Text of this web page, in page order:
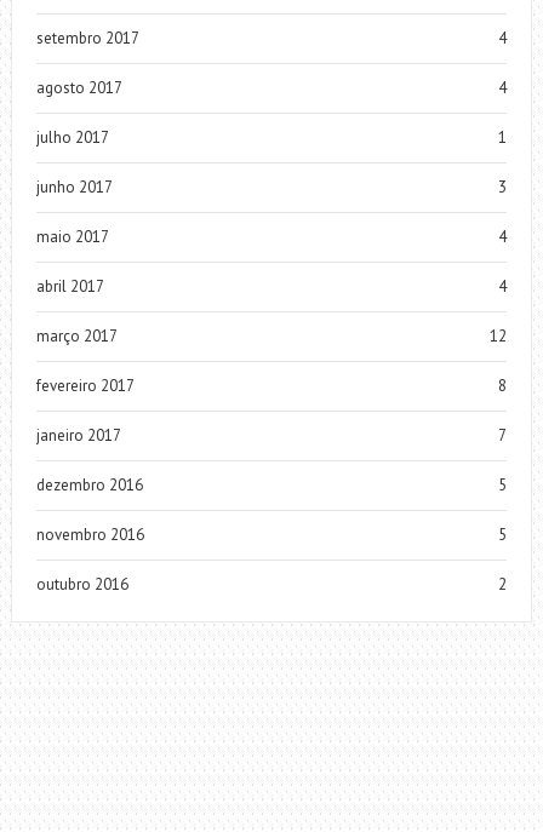
setembro 2017 4
agosto 2017 4
julho 2017 1
junho 2017 3
maio 2017 4
abril 2017 4
março 2017 12
fevereiro 2017 8
janeiro 2017 7
dezembro 2016 5
novembro 2016 5
outubro 2016 2